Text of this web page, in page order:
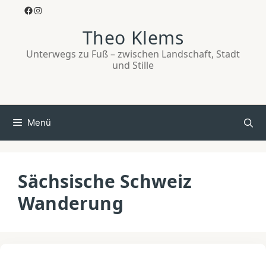
Facebook
Instagram
Theo Klems
Unterwegs zu Fuß – zwischen Landschaft, Stadt
und Stille
Menü
Sächsische Schweiz
Wanderung